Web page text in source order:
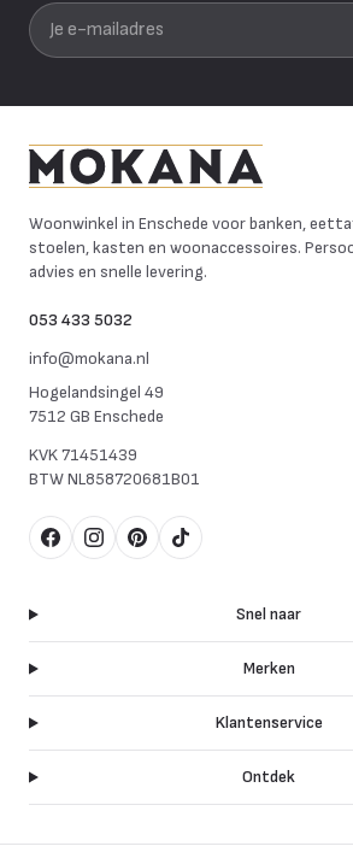
Je e-mailadres
Woonwinkel in Enschede voor banken,
stoelen, kasten en woonaccessoires.
advies en snelle levering.
053 433 5032
info@mokana.nl
Hogelandsingel 49
7512 GB Enschede
KVK71451439
BTWNL858720681B01
FacebookInstagram
Pinterest
TikTok
Snel naar
Merken
Klantenservice
Ontdek